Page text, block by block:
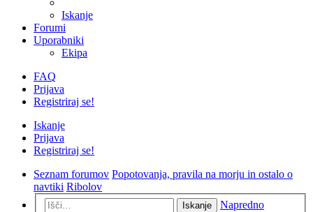
Iskanje
Forumi
Uporabniki
Ekipa
FAQ
Prijava
Registriraj se!
Iskanje
Prijava
Registriraj se!
Seznam forumov Popotovanja, pravila na morju in ostalo o
navtiki Ribolov
Iskanje
Napredno